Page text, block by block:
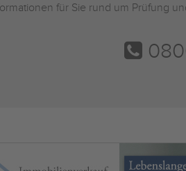
für Sie rund um Prüfung